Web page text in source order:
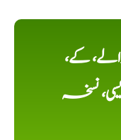
کے،
نسخہ